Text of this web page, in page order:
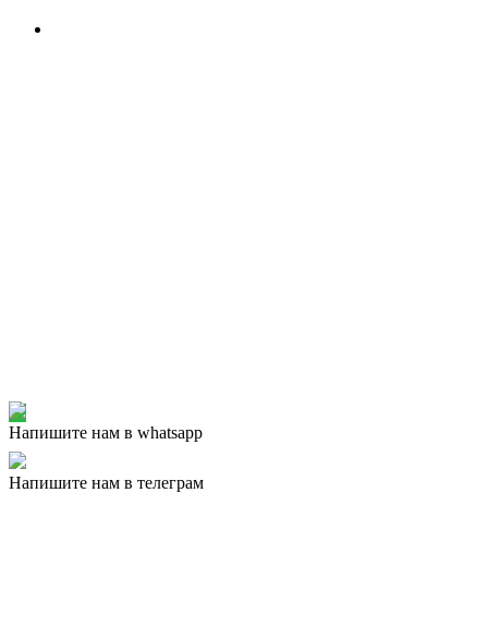
Напишите нам в whatsapp
Напишите нам в телеграм